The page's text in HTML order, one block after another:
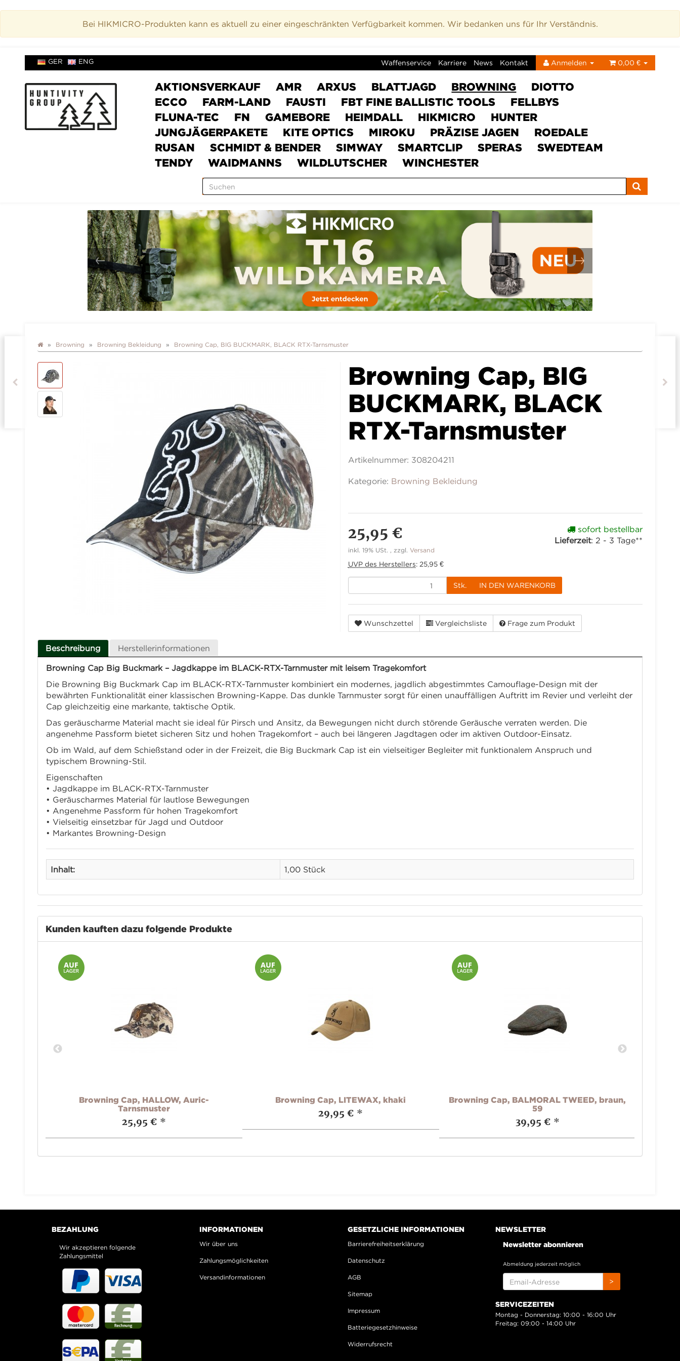
Bei HIKMICRO-Produkten kann es aktuell zu einer eingeschränkten Verfügbarkeit kommen. Wir bedanken uns für Ihr Verständnis.
GER ENG Waffenservice Karriere News Kontakt Anmelden 0,00 €
AKTIONSVERKAUF AMR ARXUS BLATTJAGD BROWNING
DIOTTO
ECCO
FARM-LAND FAUSTI FBT FINE BALLISTIC TOOLS
FELLBYS
FLUNA-TEC
FN GAMEBORE HEIMDALL HIKMICRO
HUNTER
JUNGJÄGERPAKETE
KITE OPTICS MIROKU PRÄZISE JAGEN
ROEDALE
RUSAN
SCHMIDT & BENDER SIMWAY SMARTCLIP SPERAS
SWEDTEAM
TENDY
WAIDMANNS WILDLUTSCHER WINCHESTER
Browning Browning Bekleidung Browning Cap, BIG BUCKMARK, BLACK RTX-Tarnsmuster
Browning Cap, BIG
BUCKMARK, BLACK
RTX-Tarnsmuster
Artikelnummer: 308204211
Kategorie: Browning Bekleidung
25,95 €
inkl. 19% USt. , zzgl. Versand
UVP des Herstellers: 25,95 €
sofort bestellbar
Lieferzeit: 2 - 3 Tage**
Stk. IN DEN WARENKORB
Wunschzettel Vergleichsliste Frage zum Produkt
Beschreibung Herstellerinformationen
Browning Cap Big Buckmark – Jagdkappe im BLACK-RTX-Tarnmuster mit leisem Tragekomfort
Die Browning Big Buckmark Cap im BLACK-RTX-Tarnmuster kombiniert ein modernes, jagdlich abgestimmtes Camouflage-Design mit der
bewährten Funktionalität einer klassischen Browning-Kappe. Das dunkle Tarnmuster sorgt für einen unauffälligen Auftritt im Revier und verleiht der
Cap gleichzeitig eine markante, taktische Optik.
Das geräuscharme Material macht sie ideal für Pirsch und Ansitz, da Bewegungen nicht durch störende Geräusche verraten werden. Die
angenehme Passform bietet sicheren Sitz und hohen Tragekomfort – auch bei längeren Jagdtagen oder im aktiven Outdoor-Einsatz.
Ob im Wald, auf dem Schießstand oder in der Freizeit, die Big Buckmark Cap ist ein vielseitiger Begleiter mit funktionalem Anspruch und
typischem Browning-Stil.
Eigenschaften
• Jagdkappe im BLACK-RTX-Tarnmuster
• Geräuscharmes Material für lautlose Bewegungen
• Angenehme Passform für hohen Tragekomfort
• Vielseitig einsetzbar für Jagd und Outdoor
• Markantes Browning-Design
Inhalt: 1,00 Stück
Kunden kauften dazu folgende Produkte
Browning Cap, HALLOW, Auric-
Tarnsmuster
25,95 € *
Browning Cap, LITEWAX, khaki
29,95 € *
Browning Cap, BALMORAL TWEED, braun,
59
39,95 € *
BEZAHLUNG
Wir akzeptieren folgende
Zahlungsmittel
INFORMATIONEN
Wir über uns
Zahlungsmöglichkeiten
Versandinformationen
GESETZLICHE INFORMATIONEN
Barrierefreiheitserklärung
Datenschutz
AGB
Sitemap
Impressum
Batteriegesetzhinweise
Widerrufsrecht
NEWSLETTER
Newsletter abonnieren
Abmeldung jederzeit möglich
ADRESSE
>
SERVICEZEITEN
Montag - Donnerstag: 10:00 - 16:00 Uhr
Freitag: 09:00 - 14:00 Uhr